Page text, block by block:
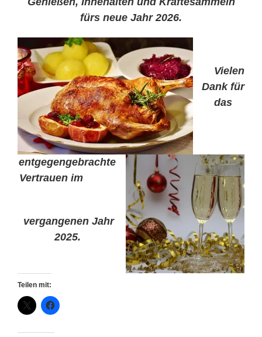
fürs neue Jahr 2026.
Vielen
Dank für
das
entgegengebrachte
Vertrauen im
vergangenen Jahr
2025.
Teilen mit: